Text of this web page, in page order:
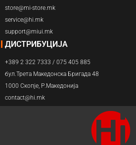
store@mi-store.mk
service@hi.mk
support@miui.mk
ДИСТРИБУЦИЈА
+389 2 322 7333 / 075 405 885
бул.Трета Македонска Бригада 48
1000 Скопје, Р.Македонија
contact@hi.mk